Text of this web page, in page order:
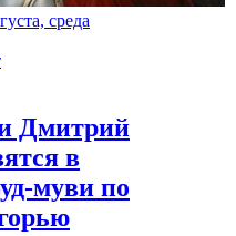
среда
Дмитрий
в
муви по